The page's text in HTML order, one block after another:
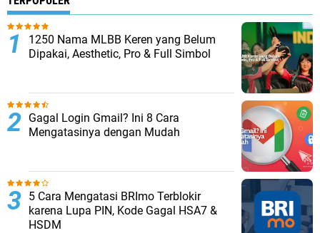
1250 Nama MLBB Keren yang Belum
Dipakai, Aesthetic, Pro & Full Simbol
Gagal Login Gmail? Ini 8 Cara
Mengatasinya dengan Mudah
5 Cara Mengatasi BRImo Terblokir
karena Lupa PIN, Kode Gagal HSA7 &
HSDM